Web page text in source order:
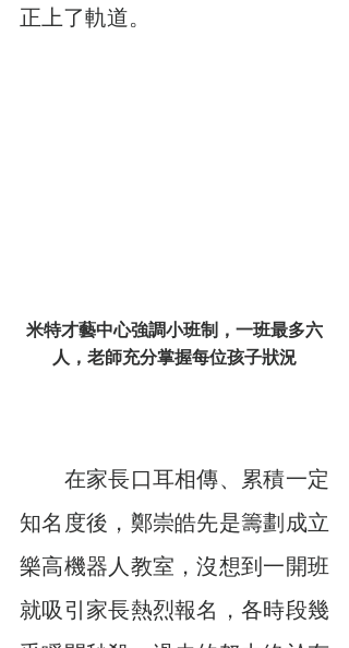
正上了軌道。
米特才藝中心強調小班制，一班最多六
人，老師充分掌握每位孩子狀況
在家長口耳相傳、累積一定
知名度後，鄭崇皓先是籌劃成立
樂高機器人教室，沒想到一開班
就吸引家長熱烈報名，各時段幾